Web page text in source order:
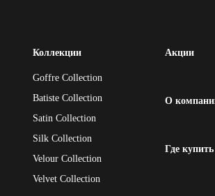
Коллекции
Goffre Collection
Batiste Collection
Satin Collection
Silk Collection
Velour Collection
Velvet Collection
Акции
О
Где купить